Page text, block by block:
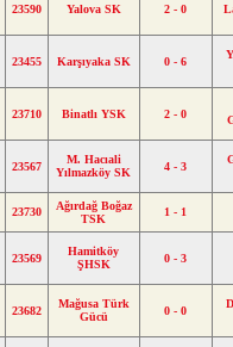
23590 Yalova SK 2 - 0
23455 Karşıyaka SK 0 - 6
23710 Binatlı YSK 2 - 0
23567
M. Hacıali
Yılmazköy SK
4 - 3
23730
Ağırdağ Boğaz
TSK
1 - 1
23569
Hamitköy
ŞHSK
0 - 3
23682
Mağusa Türk
Gücü
0 - 0